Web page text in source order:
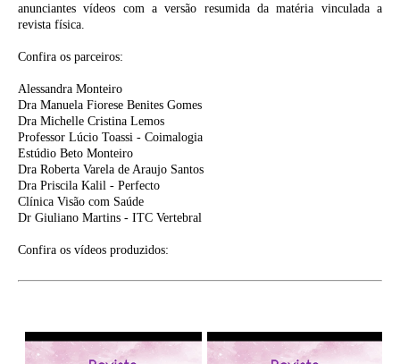
anunciantes vídeos com a versão resumida da matéria vinculada a
revista física.
Confira os parceiros:
Alessandra Monteiro
Dra Manuela Fiorese Benites Gomes
Dra Michelle Cristina Lemos
Professor Lúcio Toassi - Coimalogia
Estúdio Beto Monteiro
Dra Roberta Varela de Araujo Santos
Dra Priscila Kalil - Perfecto
Clínica Visão com Saúde
Dr Giuliano Martins - ITC Vertebral
Confira os vídeos produzidos: